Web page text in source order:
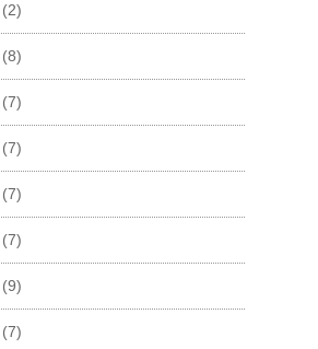
(2)
(8)
(7)
(7)
(7)
(7)
(9)
(7)